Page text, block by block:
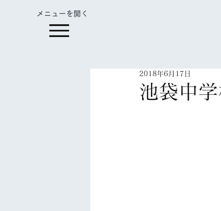
​メニューを開く
池袋中
2018年6月17日